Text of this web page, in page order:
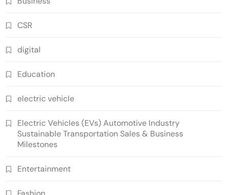
CSR
digital
Education
electric vehicle
Electric Vehicles (EVs) Automotive Industry
Sustainable Transportation Sales & Business
Milestones
Entertainment